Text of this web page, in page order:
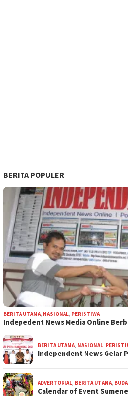
BERITA POPULER
BERITA UTAMA, NASIONAL, PERISTIWA
Indepedent News Media Online
BERITA UTAMA, NASIONAL,
Independent News Gelar
ADVERTORIAL, BERITA UTAMA,
Calendar of Event